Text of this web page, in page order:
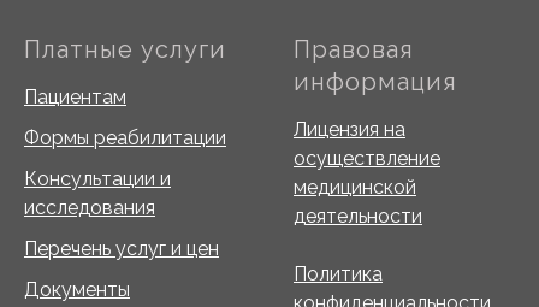
Платные услуги
Пациентам
Формы реабилитации
Консультации и
исследования
Перечень услуг и цен
Документы
Правовая
информация
Лицензия на
осуществление
медицинской
деятельности
Политика